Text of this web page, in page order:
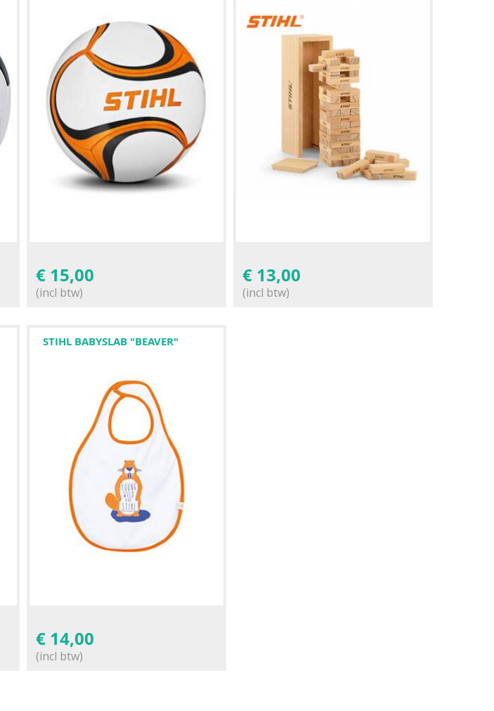
€ 15,00
(incl btw)
€ 13,00
(incl btw)
STIHL BABYSLAB "BEAVER"
€ 14,00
(incl btw)